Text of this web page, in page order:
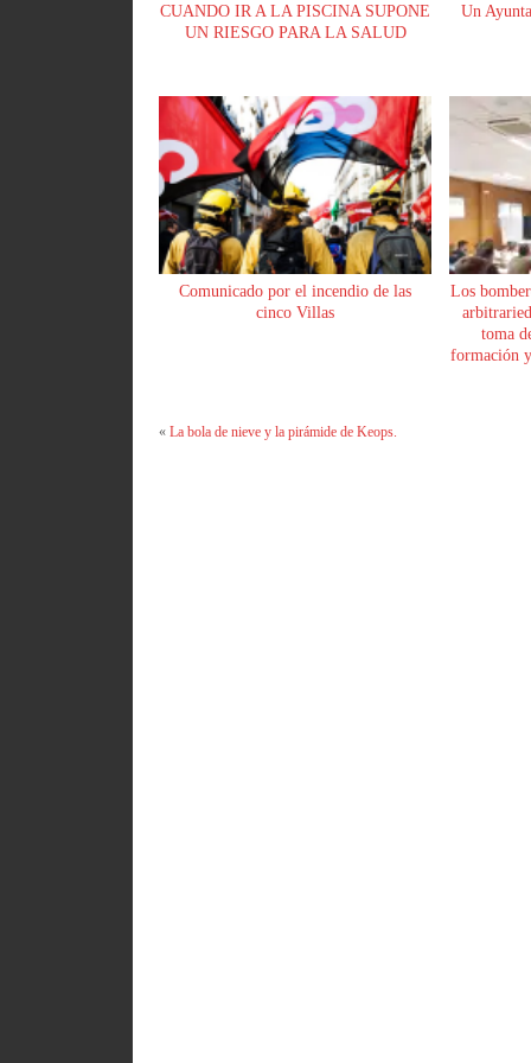
CUANDO IR A LA PISCINA SUPONE
UN RIESGO PARA LA SALUD
Un
Comunicado por el incendio de las
cinco Villas
Los
toma
formación
«La bola de nieve y la pirámide de Keops.